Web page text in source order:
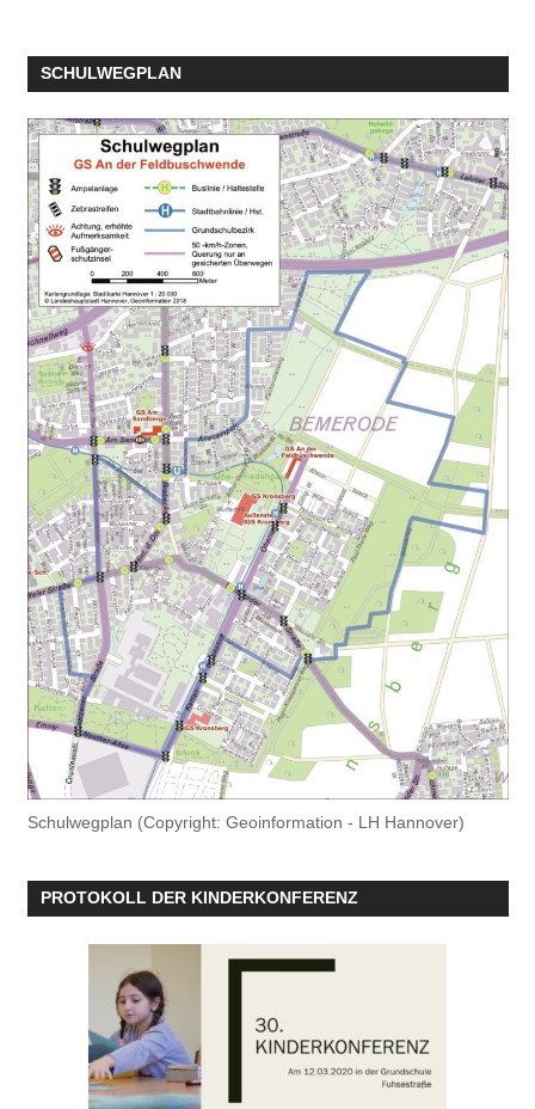
SCHULWEGPLAN
Schulwegplan (Copyright: Geoinformation - LH Hannover)
PROTOKOLL DER KINDERKONFERENZ